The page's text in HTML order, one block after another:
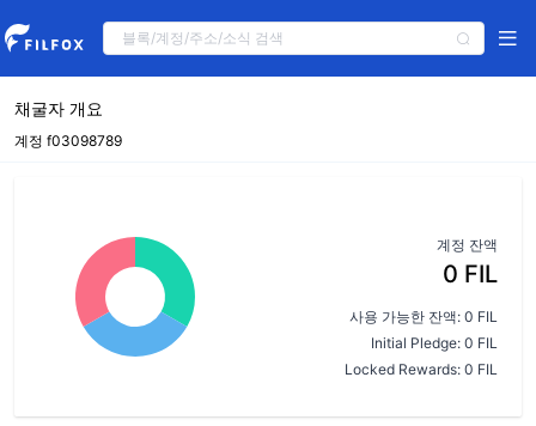
채굴자 개요
계정 f03098789
계정 잔액
0 FIL
사용 가능한 잔액: 0 FIL
Initial Pledge: 0 FIL
Locked Rewards: 0 FIL